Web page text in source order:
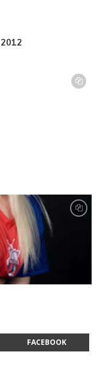
FACEBOOK